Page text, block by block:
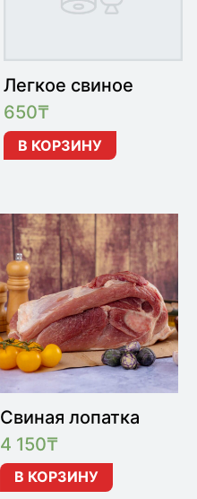
Легкое свиное
650₸
В КОРЗИНУ
Свиная лопатка
4 150₸
В КОРЗИНУ